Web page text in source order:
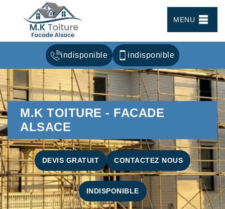
MENU
indisponible indisponible
M.K TOITURE - FACADE
ALSACE
DEVIS GRATUIT CONTACTEZ NOUS
INDISPONIBLE